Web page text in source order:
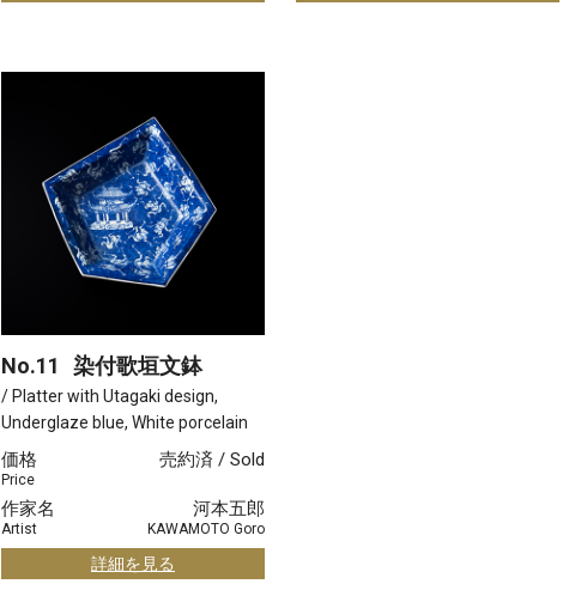
No.11 染付歌垣文鉢
/ Platter with Utagaki design,
Underglaze blue, White porcelain
価格
Price
売約済 / Sold
作家名
Artist
河本五郎
KAWAMOTO Goro
詳細を見る